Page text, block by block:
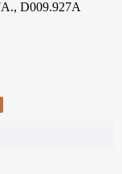
D009.927A